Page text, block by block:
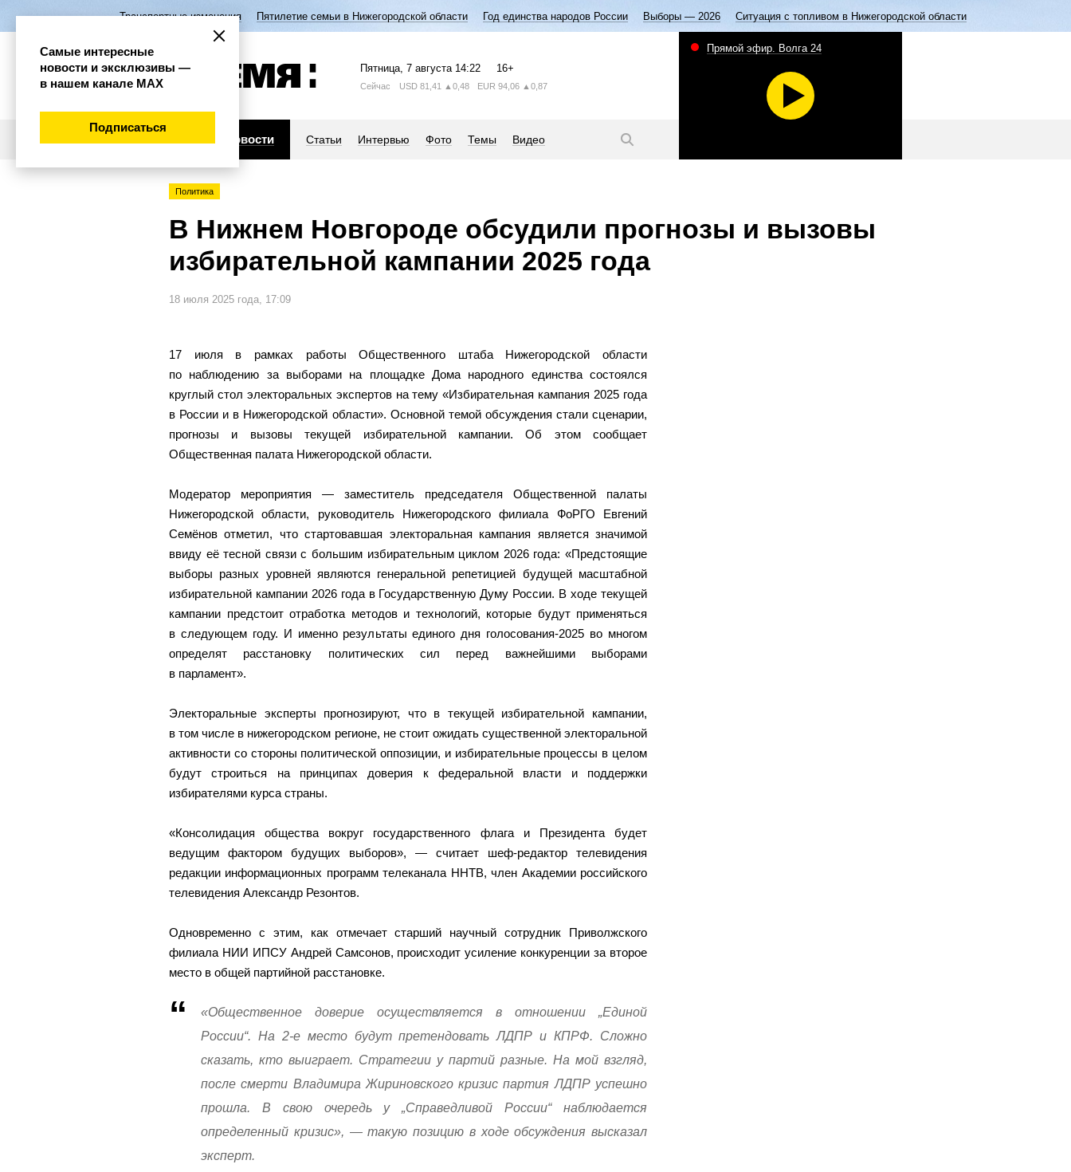
Транспортные изменения Пятилетие семьи в Нижегородской области Год единства народов России Выборы — 2026 Ситуация с топливом в Нижегородской области
Пятница, 7 августа 14:22 16+
Сейчас USD 81,41 ▲0,48 EUR 94,06 ▲0,87
Новости Статьи Интервью Фото Темы Видео
Прямой эфир. Волга 24
Политика
В Нижнем Новгороде обсудили прогнозы и вызовы
избирательной кампании 2025 года
18 июля 2025 года, 17:09
17 июля в рамках работы Общественного штаба Нижегородской области
по наблюдению за выборами на площадке Дома народного единства состоялся
круглый стол электоральных экспертов на тему «Избирательная кампания 2025 года
в России и в Нижегородской области». Основной темой обсуждения стали сценарии,
прогнозы и вызовы текущей избирательной кампании. Об этом сообщает
Общественная палата Нижегородской области.
Модератор мероприятия — заместитель председателя Общественной палаты
Нижегородской области, руководитель Нижегородского филиала ФоРГО Евгений
Семёнов отметил, что стартовавшая электоральная кампания является значимой
ввиду её тесной связи с большим избирательным циклом 2026 года: «Предстоящие
выборы разных уровней являются генеральной репетицией будущей масштабной
избирательной кампании 2026 года в Государственную Думу России. В ходе текущей
кампании предстоит отработка методов и технологий, которые будут применяться
в следующем году. И именно результаты единого дня голосования-2025 во многом
определят расстановку политических сил перед важнейшими выборами
в парламент».
Электоральные эксперты прогнозируют, что в текущей избирательной кампании,
в том числе в нижегородском регионе, не стоит ожидать существенной электоральной
активности со стороны политической оппозиции, и избирательные процессы в целом
будут строиться на принципах доверия к федеральной власти и поддержки
избирателями курса страны.
«Консолидация общества вокруг государственного флага и Президента будет
ведущим фактором будущих выборов», — считает шеф-редактор телевидения
редакции информационных программ телеканала ННТВ, член Академии российского
телевидения Александр Резонтов.
Одновременно с этим, как отмечает старший научный сотрудник Приволжского
филиала НИИ ИПСУ Андрей Самсонов, происходит усиление конкуренции за второе
место в общей партийной расстановке.
«Общественное доверие осуществляется в отношении „Единой
России“. На 2-е место будут претендовать ЛДПР и КПРФ. Сложно
сказать, кто выиграет. Стратегии у партий разные. На мой взгляд,
после смерти Владимира Жириновского кризис партия ЛДПР успешно
прошла. В свою очередь у „Справедливой России“ наблюдается
определенный кризис», — такую позицию в ходе обсуждения высказал
эксперт.
Самые интересные
новости и эксклюзивы —
в нашем канале МАХ
Подписаться